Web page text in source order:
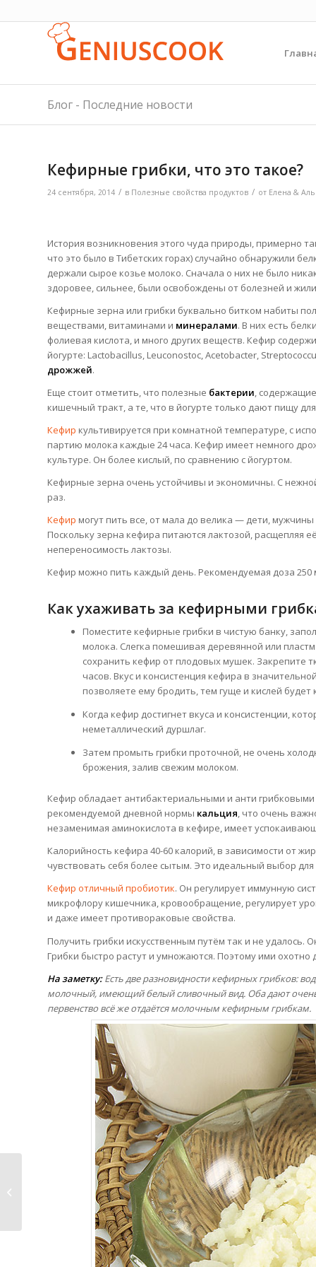
Блог - Последние новости
Кефирные грибки, что это такое?
24 сентября, 2014 / в Полезные свойства продуктов / от Елена &
История возникновения этого чуда природы, примерно
что это было в Тибетских горах) случайно обнаружили
держали сырое козье молоко. Сначала о них не было
здоровее, сильнее, были освобождены от болезней и
Кефирные зерна или грибки буквально битком набиты
веществами, витаминами и минералами. В них есть
фолиевая кислота, и много других веществ. Кефир
йогурте: Lactobacillus, Leuconostoc, Acetobacter,
дрожжей.
Еще стоит отметить, что полезные бактерии,
кишечный тракт, а те, что в йогурте только дают пищу
Кефир культивируется при комнатной температуре, с
партию молока каждые 24 часа. Кефир имеет немного
культуре. Он более кислый, по сравнению с йогуртом.
Кефирные зерна очень устойчивы и экономичны. С
раз.
Кефир могут пить все, от мала до велика — дети,
Поскольку зерна кефира питаются лактозой,
непереносимость лактозы.
Кефир можно пить каждый день. Рекомендуемая доза 250
Как ухаживать за кефирными
Поместите кефирные грибки в чистую банку,
молока. Слегка помешивая деревянной или
сохранить кефир от плодовых мушек. Закрепите
часов. Вкус и консистенция кефира в
позволяете ему бродить, тем гуще и кислей будет
Когда кефир достигнет вкуса и консистенции,
неметаллический дуршлаг.
Затем промыть грибки проточной, не очень
брожения, залив свежим молоком.
Кефир обладает антибактериальными и анти
рекомендуемой дневной нормы кальция, что очень
незаменимая аминокислота в кефире, имеет
Калорийность кефира 40-60 калорий, в зависимости от
чувствовать себя более сытым. Это идеальный выбор
Кефир отличный пробиотик. Он регулирует иммунную
микрофлору кишечника, кровообращение, регулирует
и даже имеет противораковые свойства.
Получить грибки искусственным путём так и не
Грибки быстро растут и умножаются. Поэтому ими охотно
На заметку:Есть две разновидности кефирных грибков:
молочный, имеющий белый сливочный вид. Оба дают
первенство всё же отдаётся молочным кефирным грибкам.
Полезны для Сердца